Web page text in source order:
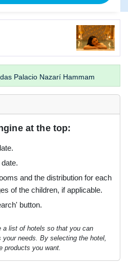
Palacio Nazarí Hammam
at the top:
and the distribution for each
of the children, if applicable.
button.
a list of hotels so that you can
needs. By selecting the hotel,
products you want.